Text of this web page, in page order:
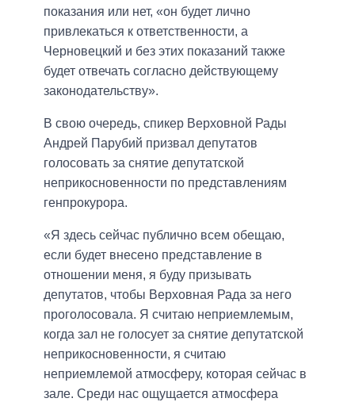
показания или нет, «он будет лично
привлекаться к ответственности, а
Черновецкий и без этих показаний также
будет отвечать согласно действующему
законодательству».
В свою очередь, спикер Верховной Рады
Андрей Парубий призвал депутатов
голосовать за снятие депутатской
неприкосновенности по представлениям
генпрокурора.
«Я здесь сейчас публично всем обещаю,
если будет внесено представление в
отношении меня, я буду призывать
депутатов, чтобы Верховная Рада за него
проголосовала. Я считаю неприемлемым,
когда зал не голосует за снятие депутатской
неприкосновенности, я считаю
неприемлемой атмосферу, которая сейчас в
зале. Среди нас ощущается атмосфера